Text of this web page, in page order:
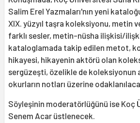
Salim Erel Yazmaları'nın yeni
XIX. yüzyıl taşra koleksiyonu, metin
farklı sesler, metin-nüsha ilişkisi/
kataloglamada takip edilen metot,
hikayesi, hikayenin aktörü olan
sergüzeşti, özelikle de koleksiyonun
okurların notları üzerine
Söyleşinin moderatörlüğünü ise Koç
Senem Acar üstlenecek.